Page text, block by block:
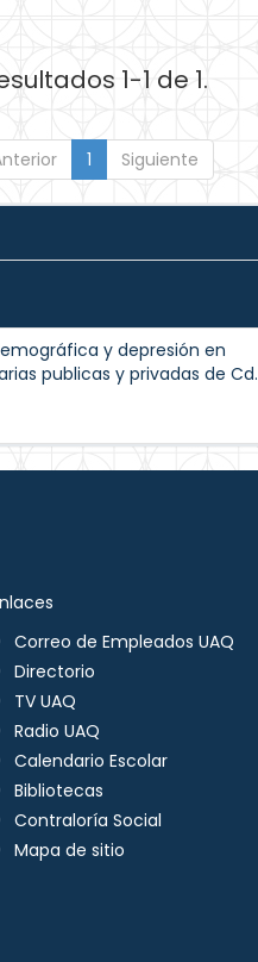
1-1 de 1.
1 Siguiente
y depresión en
publicas y privadas de Cd.
Correo de Empleados UAQ
Directorio
TV UAQ
Radio UAQ
Calendario Escolar
Bibliotecas
Contraloría Social
Mapa de sitio